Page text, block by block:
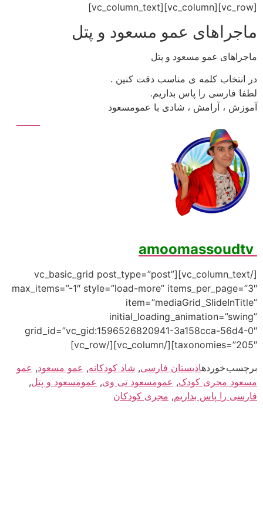
پرش
محتوا
[vc_row][vc_column][vc_column_text]
ماجراهای عمو مسعود و پتل
ماجراهای عمو مسعود و پتل
در انتخاب کلمه ی مناسب دقت کنین .
لطفا فارسی را پاس بداریم.
آموزش ، آرامش ، شادی با عمومسعود
amoomassoudtv
[/vc_column_text][vc_basic_grid post_type=”post”
max_items=”-1″ style=”load-more” items_per_page=”3″
item=”mediaGrid_SlideInTitle”
initial_loading_animation=”swing”
grid_id=”vc_gid:1596526820941-3a158cca-56d4-0″
taxonomies=”205″][/vc_column][/vc_row]
برچسب خوردهادبستان فارسی, شاد کودکانه, عمو مسعود, عمو
مسعود مجری کودک, عمومسعود تی وی, عمومسعود و پتل,
فارسی را پاس بداریم, مجری کودکان